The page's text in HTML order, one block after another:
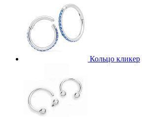
Кольцо кликер